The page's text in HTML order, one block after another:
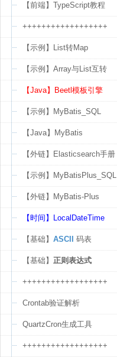
【前端】TypeScript教程
++++++++++++++++++
【示例】List转Map
【示例】Array与List互转
【Java】Beetl模板引擎
【示例】MyBatis_SQL
【Java】MyBatis
【外链】Elasticsearch手册
【示例】MyBatisPlus_SQL
【外链】MyBatis-Plus
【时间】LocalDateTime
【基础】 ASCII 码表
【基础】 正则表达式
++++++++++++++++++
Crontab验证解析
QuartzCron生成工具
++++++++++++++++++